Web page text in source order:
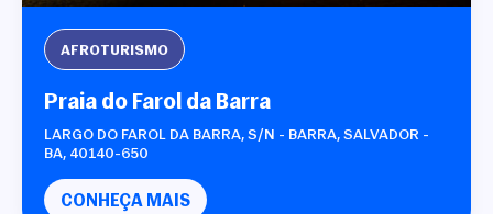
AFROTURISMO
Praia do Farol da Barra
LARGO DO FAROL DA BARRA, S/N - BARRA, SALVADOR -
BA, 40140-650
CONHEÇA MAIS